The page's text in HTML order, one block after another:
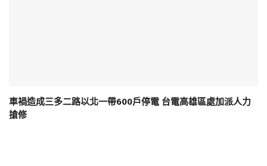
車禍造成三多二路以北一帶600戶停電 台電高雄區處加派人力
搶修